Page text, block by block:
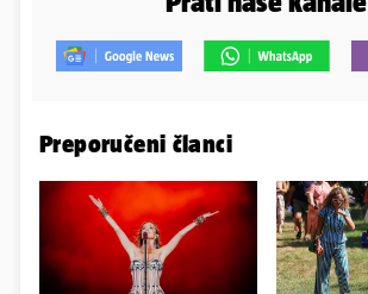
Preporučeni članci